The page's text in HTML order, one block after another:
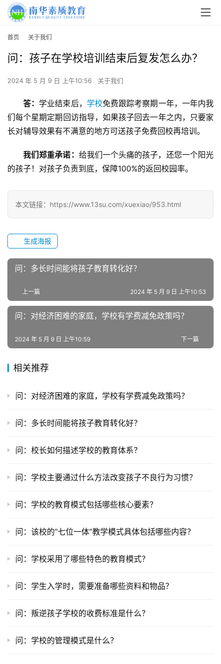
我
师
校
活
闻
心
教
心
成
中
国
少
年
逆
题
首页 关于我们
问：孩子在学校培训结束后复发怎么办？
2024 年 5 月 9 日 上午10:56 关于我们
答： 学业结束后， 学校免费跟踪考察期一年，一年内我
们每个星期定期回访指导，如果孩子回去一年之内，只要家
长对辅导效果有不满意的地方可送孩子免费回校再培训。
我们郑重承诺： 给我们一个头痛的孩子，还您一个阳光
的孩子！对孩子负责到底，保障100%的返回校园率。
本文链接：https://www.13su.com/xuexiao/953.html
生成海报
问：多长时间能将孩子教育转化好？
上一篇 2024 年 5 月 9 日 上午10:53
问：对经济困难的家庭，学校有学费减免政策吗？
下一篇
2024 年 5 月 9 日 上午10:59
相关推荐
问：对经济困难的家庭，学校有学费减免政策吗？
问：多长时间能将孩子教育转化好？
问：校长如何描述学校的教育体系？
问：学校主要通过什么方法改变孩子不良行为习惯？
问：学校的教育模式包括哪些核心要素？
问：该校的“七位一体”教学模式具体包括哪些内容？
问：学校采用了哪些特色的教育模式？
问：学生入学时，需要准备哪些资料和物品？
问：叛逆孩子学校的收费标准是什么？
问：学校的管理模式是什么？